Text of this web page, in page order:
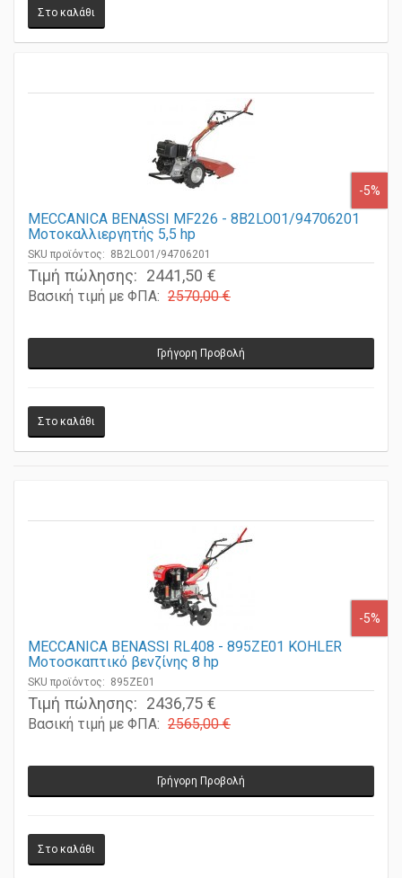
MECCANICA BENASSI MF226 - 8B2LO01/94706201
Μοτοκαλλιεργητής 5,5 hp
SKU προϊόντος: 8B2LO01/94706201
Τιμή πώλησης: 2441,50 €
Βασική τιμή με ΦΠΑ: 2570,00 €
MECCANICA BENASSI RL408 - 895ZE01 KOHLER
Μοτοσκαπτικό βενζίνης 8 hp
SKU προϊόντος: 895ZE01
Τιμή πώλησης: 2436,75 €
Βασική τιμή με ΦΠΑ: 2565,00 €